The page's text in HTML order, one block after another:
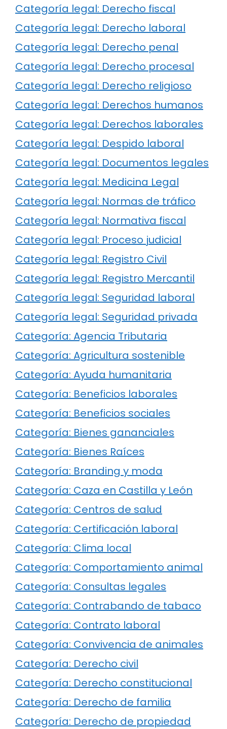
Categoría legal: Derecho fiscal
Categoría legal: Derecho laboral
Categoría legal: Derecho penal
Categoría legal: Derecho procesal
Categoría legal: Derecho religioso
Categoría legal: Derechos humanos
Categoría legal: Derechos laborales
Categoría legal: Despido laboral
Categoría legal: Documentos legales
Categoría legal: Medicina Legal
Categoría legal: Normas de tráfico
Categoría legal: Normativa fiscal
Categoría legal: Proceso judicial
Categoría legal: Registro Civil
Categoría legal: Registro Mercantil
Categoría legal: Seguridad laboral
Categoría legal: Seguridad privada
Categoría: Agencia Tributaria
Categoría: Agricultura sostenible
Categoría: Ayuda humanitaria
Categoría: Beneficios laborales
Categoría: Beneficios sociales
Categoría: Bienes gananciales
Categoría: Bienes Raíces
Categoría: Branding y moda
Categoría: Caza en Castilla y León
Categoría: Centros de salud
Categoría: Certificación laboral
Categoría: Clima local
Categoría: Comportamiento animal
Categoría: Consultas legales
Categoría: Contrabando de tabaco
Categoría: Contrato laboral
Categoría: Convivencia de animales
Categoría: Derecho civil
Categoría: Derecho constitucional
Categoría: Derecho de familia
Categoría: Derecho de propiedad